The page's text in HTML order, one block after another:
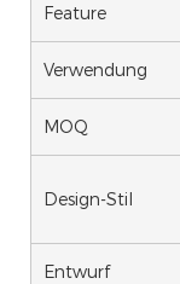
Feature
Verwendung
MOQ
Design-Stil
Entwurf